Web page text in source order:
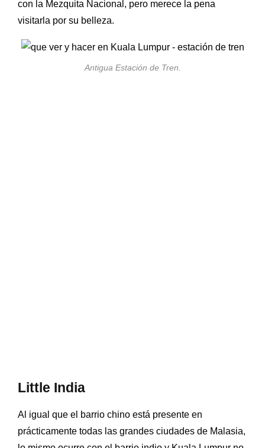
con la Mezquita Nacional, pero merece la pena
visitarla por su belleza.
Antigua Estación de Tren.
Little India
Al igual que el barrio chino está presente en
prácticamente todas las grandes ciudades de Malasia,